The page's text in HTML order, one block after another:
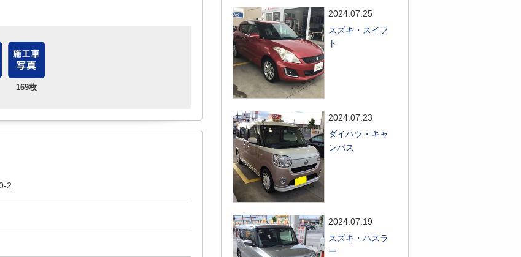
169枚
2
2024.07.25
スズキ・スイフ
ト
2024.07.23
ダイハツ・キャ
ンバス
2024.07.19
スズキ・ハスラ
ー